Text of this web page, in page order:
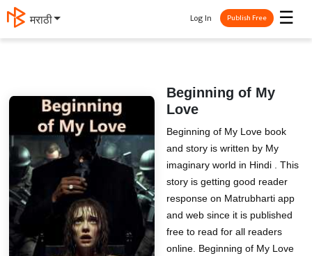
मराठी ☰
Log In Publish Free
Beginning of My
Love
Beginning of My Love book
and story is written by My
imaginary world in Hindi . This
story is getting good reader
response on Matrubharti app
and web since it is published
free to read for all readers
online. Beginning of My Love